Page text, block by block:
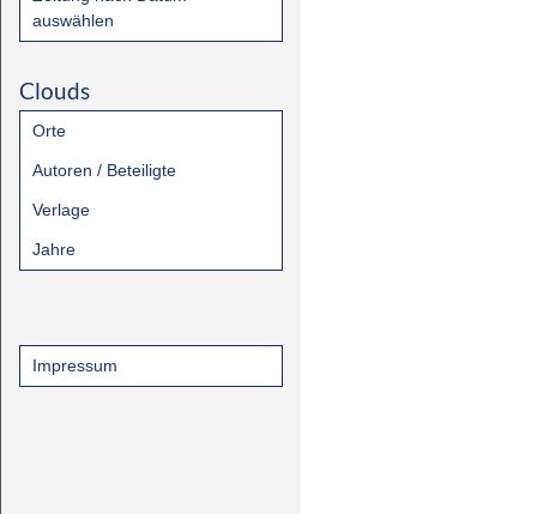
auswählen
Clouds
Orte
Autoren / Beteiligte
Verlage
Jahre
Impressum